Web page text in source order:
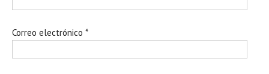
Correo electrónico *